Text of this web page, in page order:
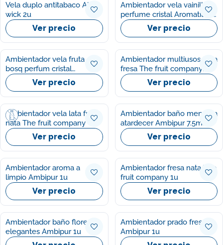
Vela duplo antitabaco Air
wick 2u
Ver precio
Ambientador vela vainilla
perfume cristal Aromatium
1ud
Ver precio
Ambientador vela fruta
bosq perfum cristal
Aromatium 1udVer precio
Ambientador multiusos nata
fresa The fruit company
250ml
Ver precio
Ambientador vela lata fresa
nata The fruit company
Ver precio
Ambientador baño menorca
atardecer Ambipur 7.5ml
Ver precio
Ambientador aroma a
limpio Ambipur 1u
Ver precio
Ambientador fresa nata The
fruit company 1u
Ver precio
Ambientador baño flores
elegantes Ambipur 1u
Ambientador prado fresco
Ambipur 1u